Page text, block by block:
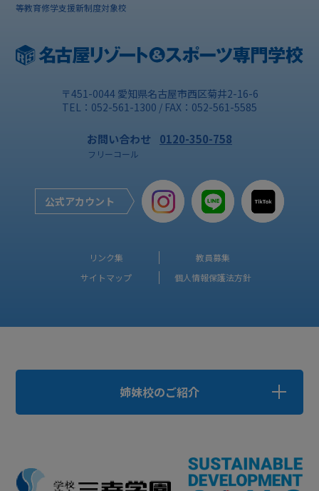
等教育修学支援新制度対象校
〒451-0044 愛知県名古屋市西区菊井2-16-6
TEL：052-561-1300 / FAX：052-561-5585
お問い合わせ 0120-350-758
フリーコール
公式アカウント
リンク集
教員募集
サイトマップ
個人情報保護法方針
姉妹校のご紹介